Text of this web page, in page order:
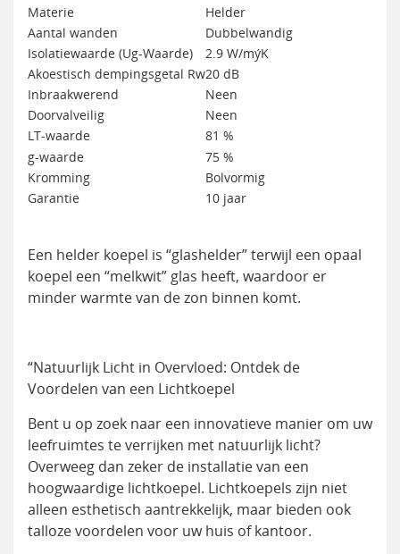
Materie
Helder
Aantal wanden
Dubbelwandig
Isolatiewaarde (Ug-Waarde)
2.9 W/mýK
Akoestisch dempingsgetal Rw20 dB
Inbraakwerend
Neen
Doorvalveilig
Neen
LT-waarde
81 %
g-waarde
75 %
Kromming
Bolvormig
Garantie
10 jaar
Een helder koepel is “glashelder” terwijl een opaal
koepel een “melkwit” glas heeft, waardoor er
minder warmte van de zon binnen komt.
“Natuurlijk Licht in Overvloed: Ontdek de
Voordelen van een Lichtkoepel
Bent u op zoek naar een innovatieve manier om uw
leefruimtes te verrijken met natuurlijk licht?
Overweeg dan zeker de installatie van een
hoogwaardige lichtkoepel. Lichtkoepels zijn niet
alleen esthetisch aantrekkelijk, maar bieden ook
talloze voordelen voor uw huis of kantoor.